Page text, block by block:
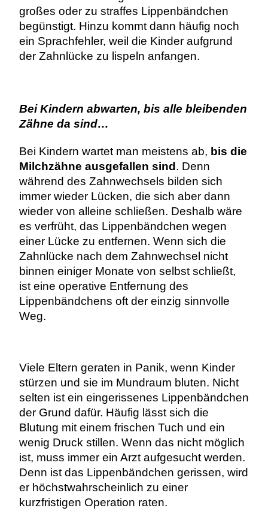
großes oder zu straffes Lippenbändchen
begünstigt. Hinzu kommt dann häufig noch
ein Sprachfehler, weil die Kinder aufgrund
der Zahnlücke zu lispeln anfangen.
Bei Kindern abwarten, bis alle bleibenden
Zähne da sind…
Bei Kindern wartet man meistens ab, bis die
Milchzähne ausgefallen sind. Denn
während des Zahnwechsels bilden sich
immer wieder Lücken, die sich aber dann
wieder von alleine schließen. Deshalb wäre
es verfrüht, das Lippenbändchen wegen
einer Lücke zu entfernen. Wenn sich die
Zahnlücke nach dem Zahnwechsel nicht
binnen einiger Monate von selbst schließt,
ist eine operative Entfernung des
Lippenbändchens oft der einzig sinnvolle
Weg.
Viele Eltern geraten in Panik, wenn Kinder
stürzen und sie im Mundraum bluten. Nicht
selten ist ein eingerissenes Lippenbändchen
der Grund dafür. Häufig lässt sich die
Blutung mit einem frischen Tuch und ein
wenig Druck stillen. Wenn das nicht möglich
ist, muss immer ein Arzt aufgesucht werden.
Denn ist das Lippenbändchen gerissen, wird
er höchstwahrscheinlich zu einer
kurzfristigen Operation raten.